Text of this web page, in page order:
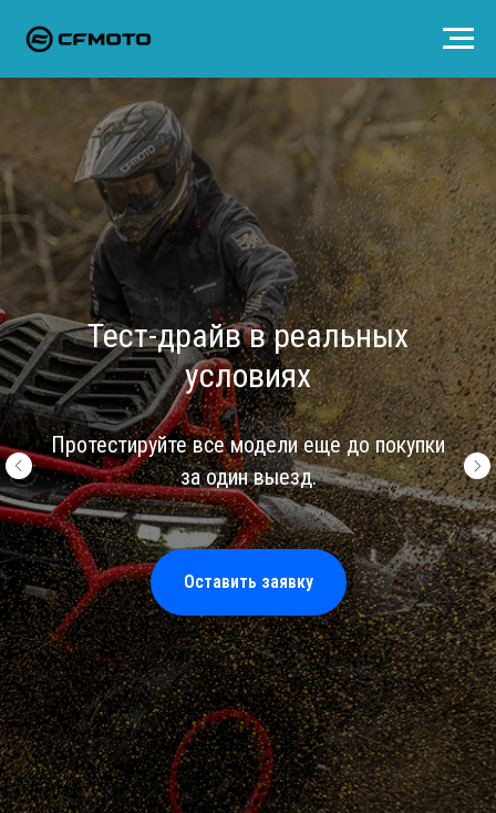
Тест-драйв в реальных
условиях
Протестируйте все модели еще до покупки
за один выезд.
Оставить заявку